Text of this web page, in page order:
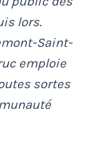
lors.
Saint-
emploie
sortes